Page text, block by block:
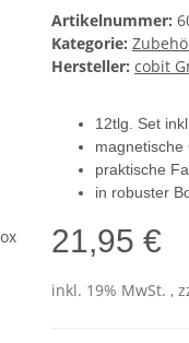
Artikelnummer:
Kategorie:
Hersteller: cobit
12tlg. Set
magnetische
praktische
in robuster
21,95 €
inkl. 19% MwSt. ,